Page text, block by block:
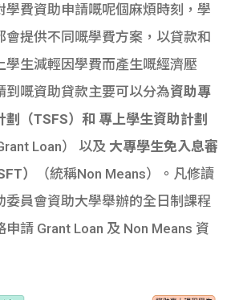
學費資助申請嘅呢個麻煩時刻，學
會提供不同嘅學費方案，以貸款和
學生減輕因學費而產生嘅經濟壓
到嘅資助貸款主要可以分為資助專
劃（TSFS）和 專上學生資助計劃
Loan） 以及 大專學生免入息審
）
（統稱Non Means） 。 凡修讀
委員會資助大學舉辦的全日制課程
請 Grant Loan 及 Non Means 資